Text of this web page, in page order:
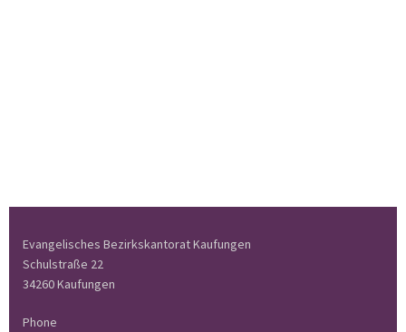
Evangelisches Bezirkskantorat Kaufungen
Schulstraße 22
34260 Kaufungen
Phone